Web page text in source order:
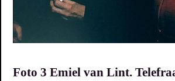
Foto 3 Emiel van Lint.